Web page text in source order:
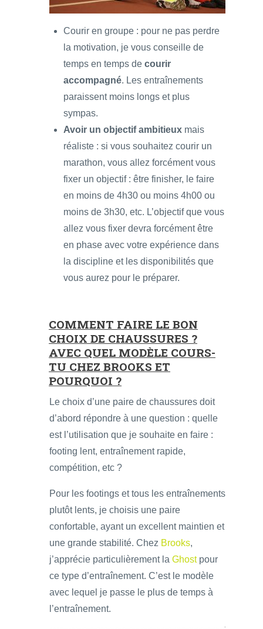
Courir en groupe : pour ne pas perdre
la motivation, je vous conseille de
temps en temps de courir
accompagné. Les entraînements
paraissent moins longs et plus
sympas.
Avoir un objectif ambitieux mais
réaliste : si vous souhaitez courir un
marathon, vous allez forcément vous
fixer un objectif : être finisher, le faire
en moins de 4h30 ou moins 4h00 ou
moins de 3h30, etc. L’objectif que vous
allez vous fixer devra forcément être
en phase avec votre expérience dans
la discipline et les disponibilités que
vous aurez pour le préparer.
COMMENT FAIRE LE BON
CHOIX DE CHAUSSURES ?
AVEC QUEL MODÈLE COURS-
TU CHEZ BROOKS ET
POURQUOI ?
Le choix d’une paire de chaussures doit
d’abord répondre à une question : quelle
est l’utilisation que je souhaite en faire :
footing lent, entraînement rapide,
compétition, etc ?
Pour les footings et tous les entraînements
plutôt lents, je choisis une paire
confortable, ayant un excellent maintien et
une grande stabilité. Chez Brooks,
j’apprécie particulièrement la Ghostpour
ce type d’entraînement. C’est le modèle
avec lequel je passe le plus de temps à
l’entraînement.